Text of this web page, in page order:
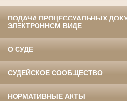
ПОДАЧА ПРОЦЕССУАЛЬНЫХ
ЭЛЕКТРОННОМ ВИДЕ
О СУДЕ
СУДЕЙСКОЕ СООБЩЕСТВО
НОРМАТИВНЫЕ АКТЫ